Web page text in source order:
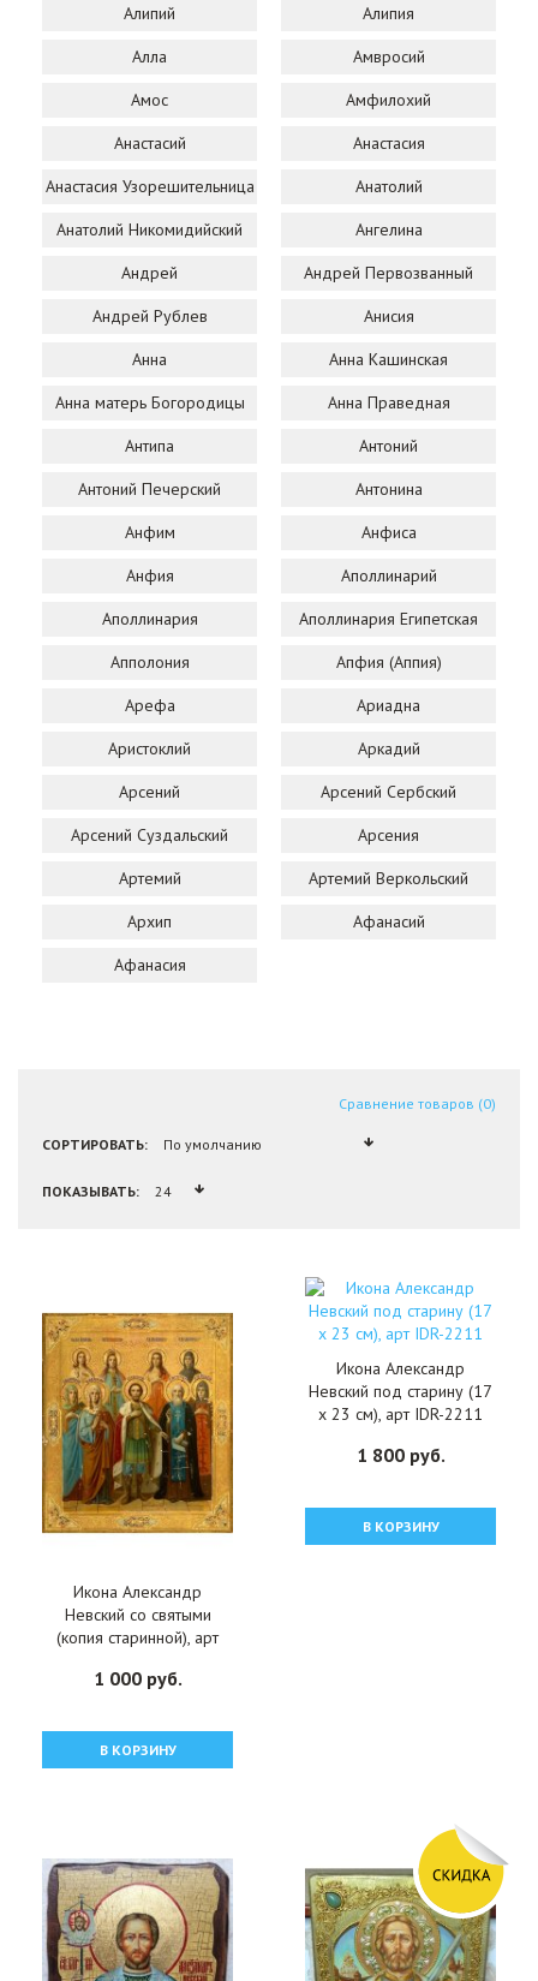
Алипий
Алипия
Алла
Амвросий
Амос
Амфилохий
Анастасий
Анастасия
Анастасия Узорешительница
Анатолий
Анатолий Никомидийский
Ангелина
Андрей
Андрей Первозванный
Андрей Рублев
Анисия
Анна
Анна Кашинская
Анна матерь Богородицы
Анна Праведная
Антипа
Антоний
Антоний Печерский
Антонина
Анфим
Анфиса
Анфия
Аполлинарий
Аполлинария
Аполлинария Египетская
Апполония
Апфия (Аппия)
Арефа
Ариадна
Аристоклий
Аркадий
Арсений
Арсений Сербский
Арсений Суздальский
Арсения
Артемий
Артемий Веркольский
Архип
Афанасий
Афанасия
Сравнение товаров (0)
СОРТИРОВАТЬ:
ПОКАЗЫВАТЬ:
Икона Александр
Невский со святыми
(копия старинной), арт
1 000 руб.
В КОРЗИНУ
Икона Александр
Невский под старину (17
х 23 см), арт IDR-2211
1 800 руб.
В КОРЗИНУ